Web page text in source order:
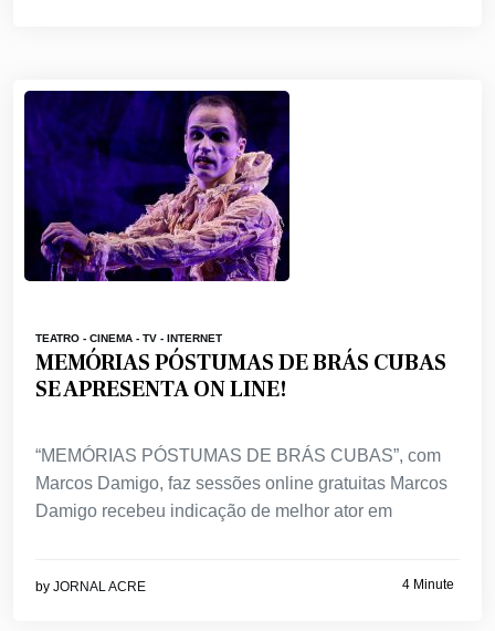
TEATRO - CINEMA - TV - INTERNET
MEMÓRIAS PÓSTUMAS DE BRÁS CUBAS
SE APRESENTA ON LINE!
“MEMÓRIAS PÓSTUMAS DE BRÁS CUBAS”, com
Marcos Damigo, faz sessões online gratuitas Marcos
Damigo recebeu indicação de melhor ator em
by JORNAL ACRE 4 Minute